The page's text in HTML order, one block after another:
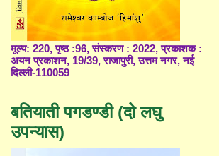
मूल्य: 220, पृष्ठ :96, संस्करण : 2022, प्रकाशक :
अयन प्रकाशन, 19/39, राजापुरी, उत्तम नगर, नई
दिल्ली-110059
बतियाती पगडण्डी (दो लघु
उपन्यास)